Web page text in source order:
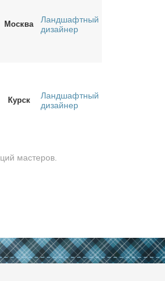
Москва
Ландшафтный
дизайнер
Курск
Ландшафтный
дизайнер
мастеров.